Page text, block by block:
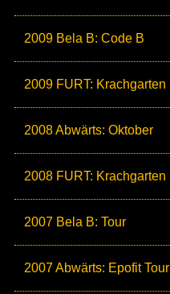
2009 Bela B: Code B
2009 FURT: Krachgarten
2008 Abwärts: Oktober
2008 FURT: Krachgarten
2007 Bela B: Tour
2007 Abwärts: Epofit Tour